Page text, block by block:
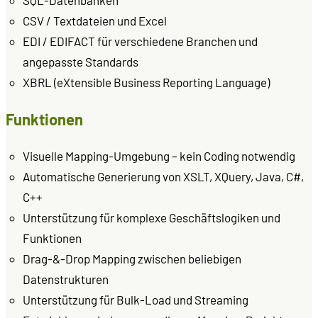
CSV / Textdateien und Excel
EDI / EDIFACT für verschiedene Branchen und
angepasste Standards
XBRL (eXtensible Business Reporting Language)
Funktionen
Visuelle Mapping-Umgebung – kein Coding notwendig
Automatische Generierung von XSLT, XQuery, Java, C#,
C++
Unterstützung für komplexe Geschäftslogiken und
Funktionen
Drag-&-Drop Mapping zwischen beliebigen
Datenstrukturen
Unterstützung für Bulk-Load und Streaming